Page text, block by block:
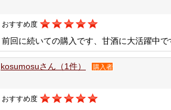
おすすめ度
前回に続いての購入です、甘酒に大活躍中
kosumosuさん（1件） 購入者
おすすめ度